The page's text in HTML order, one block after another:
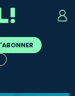
sont